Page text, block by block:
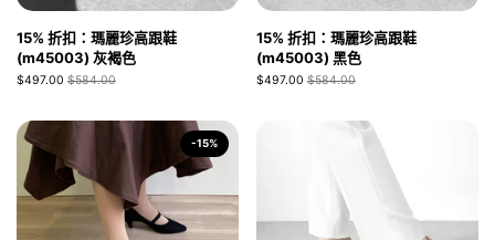
15% 折扣：瑪麗珍高跟鞋
(m45003) 灰褐色
$497.00 $584.00
15% 折扣：瑪麗珍高跟鞋
(m45003) 黑色
$497.00 $584.00
-15%